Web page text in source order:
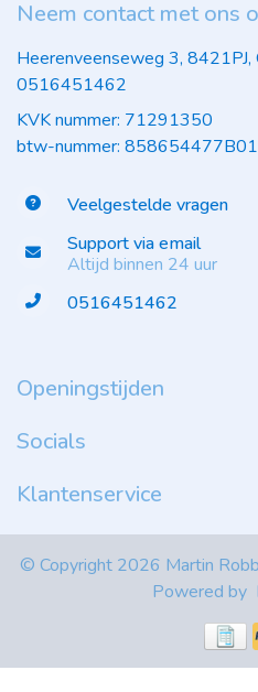
Neem contact met ons
Heerenveenseweg 3, 8421PJ,
0516451462
KVK nummer: 71291350
btw-nummer: 858654477B01
Veelgestelde vragen
Support via email
Altijd binnen 24 uur
0516451462
Openingstijden
Socials
Klantenservice
© Copyright 2026 Martin
Powered by